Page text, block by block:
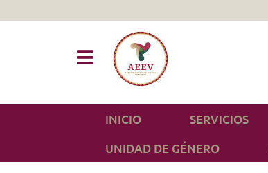
INICIO SERVICIOS
UNIDAD DE GÉNERO